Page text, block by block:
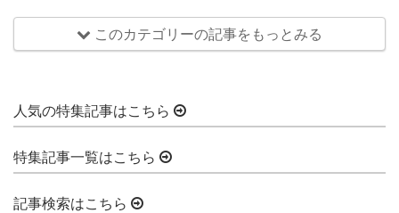
このカテゴリーの記事をもっとみる
人気の特集記事はこちら
特集記事一覧はこちら
記事検索はこちら